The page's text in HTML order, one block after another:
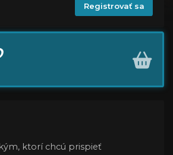
Registrovať sa
ktorí chcú prispieť